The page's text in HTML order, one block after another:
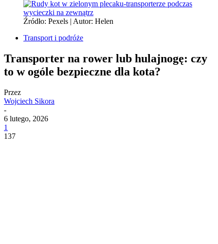
Źródło: Pexels | Autor: Helen
Transport i podróże
Transporter na rower lub hulajnogę: czy
to w ogóle bezpieczne dla kota?
Przez
Wojciech Sikora
-
6 lutego, 2026
1
137